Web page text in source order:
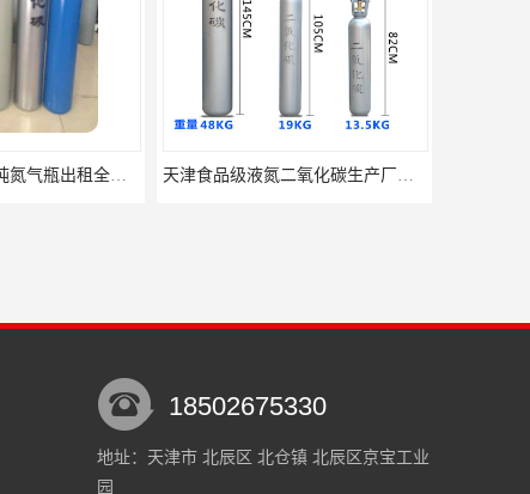
供应天津氮气高纯氮气瓶出租全市配送上门 天津食品级液氮二氧化碳生产厂家全市配送上门
18502675330
地址：天津市 北辰区 北仓镇 北辰区京宝工业
园